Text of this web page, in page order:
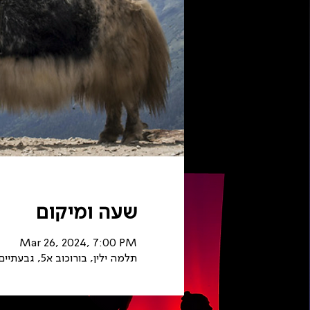
שעה ומיקום
Mar 26, 2024, 7:00 PM
תלמה ילין, בורוכוב א5, גבעתיים, ישראל